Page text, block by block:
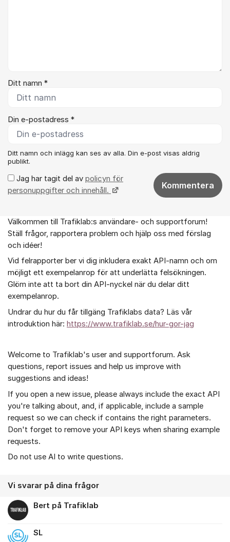
Ditt namn *
Din e-postadress *
Ditt namn och inlägg kan ses av alla. Din e-post visas aldrig
publikt.
Jag har tagit del av policyn för
personuppgifter och innehåll.
Kommentera
Om forumet
Välkommen till Trafiklab:s användare- och supportforum!
Ställ frågor, rapportera problem och hjälp oss med förslag
och idéer!
Vid felrapporter ber vi dig inkludera exakt API-namn och om
möjligt ett exempelanrop för att underlätta felsökningen.
Glöm inte att ta bort din API-nyckel när du delar ditt
exempelanrop.
Undrar du hur du får tillgäng Trafiklabs data? Läs vår
introduktion här: https://www.trafiklab.se/hur-gor-jag
Welcome to Trafiklab's user and supportforum. Ask
questions, report issues and help us improve with
suggestions and ideas!
If you open a new issue, please always include the exact API
you're talking about, and, if applicable, include a sample
request so we can check if contains the right parameters.
Don't forget to remove your API keys when sharing example
requests.
Do not use AI to write questions.
Vi svarar på dina frågor
Bert på Trafiklab
SL